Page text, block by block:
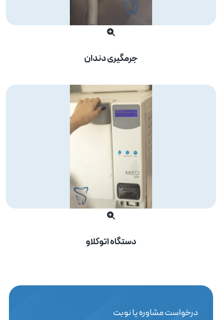
جرمگیری دندان
دستگاه اتوکلاو
درخواست مشاوره یا نوبت